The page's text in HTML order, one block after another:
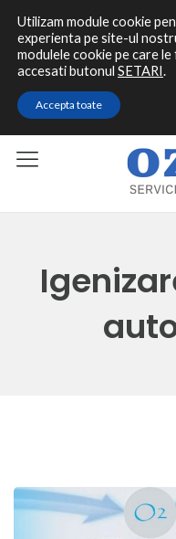
Contact rapid
0787 464 144
Utilizam module cookie
experienta pe site-ul
modulele cookie pe care
accesati butonul SETARI.
Accepta toate